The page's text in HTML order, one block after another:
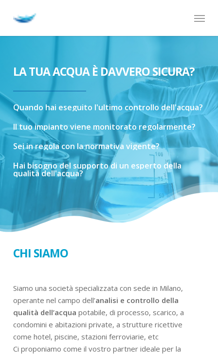
Menu
LA TUA ACQUA È DAVVERO SICURA?
Quando hai eseguito l'ultimo controllo dell'acqua?
Il tuoimpianto viene monitorato regolarmente?
Seiinregola con lanormativa vigente?
Hai bisognodel supportodi un esperto della
qualitàdell'acqua?
CHI SIAMO
Siamo una società specializzata con sede in Milano,
operante nel campo dell’analisi e controllo della
qualità dell’acqua potabile, di processo, scarico, a
condomini e abitazioni private, a strutture ricettive
come hotel, piscine, stazioni ferroviarie, etc
Ci proponiamo come il vostro partner ideale per la